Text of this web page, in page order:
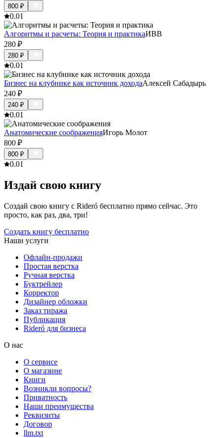
800 ₽
0.01
Алгоритмы и расчеты: Теория и практикаИВВ
280 ₽
280 ₽
0.01
Бизнес на клубнике как источник доходаАлексей Сабадырь
240 ₽
240 ₽
0.01
Анатомические соображенияИгорь Молот
800 ₽
800 ₽
0.01
Издай свою книгу
Создай свою книгу с Rideró бесплатно прямо сейчас. Это
просто, как раз, два, три!
Создать книгу бесплатно
Наши услуги
Офлайн-продажи
Простая верстка
Ручная верстка
Буктрейлер
Корректор
Дизайнер обложки
Заказ тиража
Публикация
Rideró для бизнеса
О нас
О сервисе
О магазине
Книги
Возникли вопросы?
Приватность
Наши преимущества
Реквизиты
Договор
llm.txt